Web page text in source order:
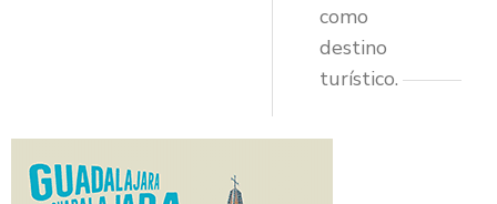
como
destino
turístico.